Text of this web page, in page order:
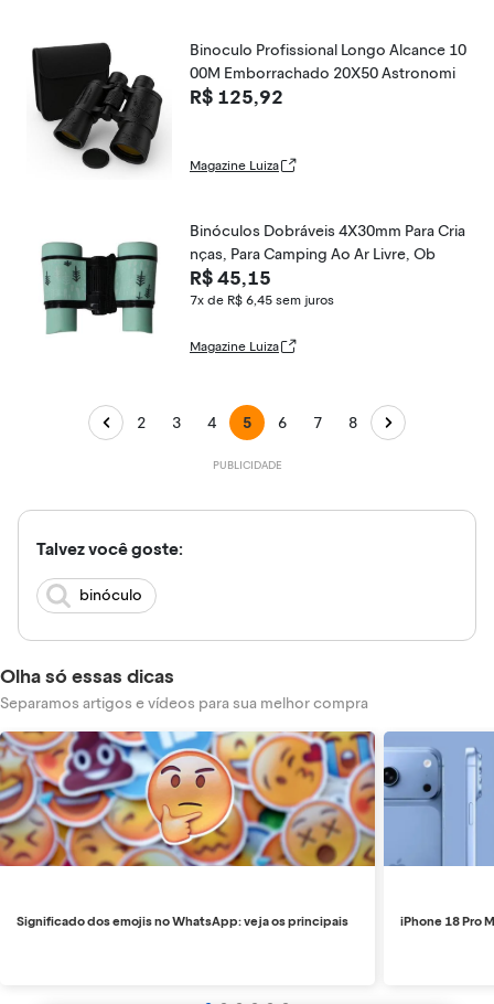
Binoculo Profissional Longo Alcance 10
00M Emborrachado 20X50 Astronomi
R$ 125,92
Magazine Luiza
Binóculos Dobráveis 4X30mm Para Cria
nças, Para Camping Ao Ar Livre, Ob
R$ 45,15
7x de R$ 6,45 sem juros
Magazine Luiza
2 3 4 5 6 7 8
Talvez você goste:
binóculo
Olha só essas dicas
Separamos artigos e vídeos para sua melhor compra
Significado dos emojis no WhatsApp: veja os principais iPhone 18 Pro